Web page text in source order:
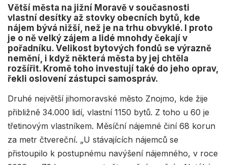
Větší města na jižní Moravě v současnosti
vlastní desítky až stovky obecních bytů, kde
nájem bývá nižší, než je na trhu obvyklé. I proto
je o ně velký zájem a lidé mnohdy čekají v
pořadníku. Velikost bytových fondů se výrazně
nemění, i když některá města by jej chtěla
rozšířit. Kromě toho investují také do jeho oprav,
řekli oslovení zástupci samospráv.
Druhé největší jihomoravské město Znojmo, kde žije
přibližně 34.000 lidí, vlastní 1150 bytů. Z toho u 60 je
třetinovým vlastníkem. Měsíční nájemné činí 68 korun
za metr čtvereční. „U stávajících nájemců se
přistoupilo k postupnému navýšení nájemného, v roce